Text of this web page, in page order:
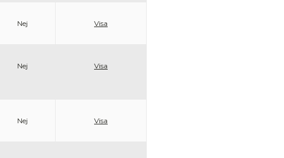
Nej Visa
Nej Visa
Nej Visa